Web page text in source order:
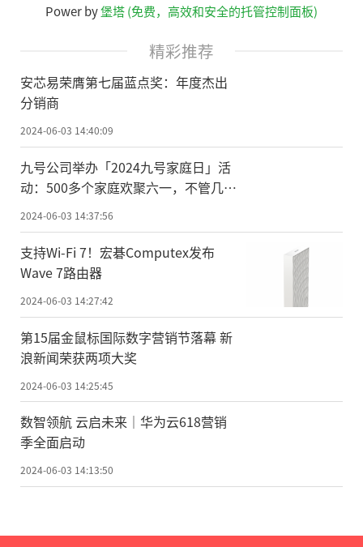
Power by堡塔 (免费，高效和安全的托管控制面板)
精彩推荐
安芯易荣膺第七届蓝点奖：年度杰出
分销商
2024-06-03 14:40:09
九号公司举办「2024九号家庭日」活
动：500多个家庭欢聚六一，不管几
2024-06-03 14:37:56
支持Wi-Fi 7！宏碁Computex发布
Wave 7路由器
2024-06-03 14:27:42
第15届金鼠标国际数字营销节落幕 新
浪新闻荣获两项大奖
2024-06-03 14:25:45
数智领航 云启未来｜华为云618营销
季全面启动
2024-06-03 14:13:50